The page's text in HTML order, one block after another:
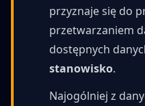
przyznaje się do
przetwarzaniem
dostępnych
stanowisko.
Najogólniej z